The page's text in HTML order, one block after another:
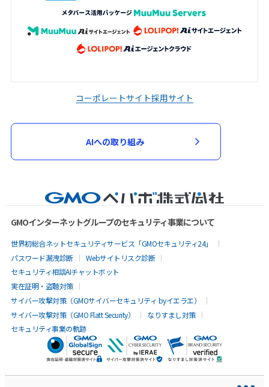
コーポレートサイト採用サイト
AIへの取り組み
GMOインターネットグループのセキュリティ事業について
世界初総合ネットセキュリティサービス「GMOセキュリティ24」
パスワード漏洩診断
Webサイトリスク診断
セキュリティ相談AIチャットボット
実在証明・盗聴対策
サイバー攻撃対策（GMOサイバーセキュリティ byイエラエ）
サイバー攻撃対策（GMO Flatt Security）
なりすまし対策
セキュリティ事業の軌跡